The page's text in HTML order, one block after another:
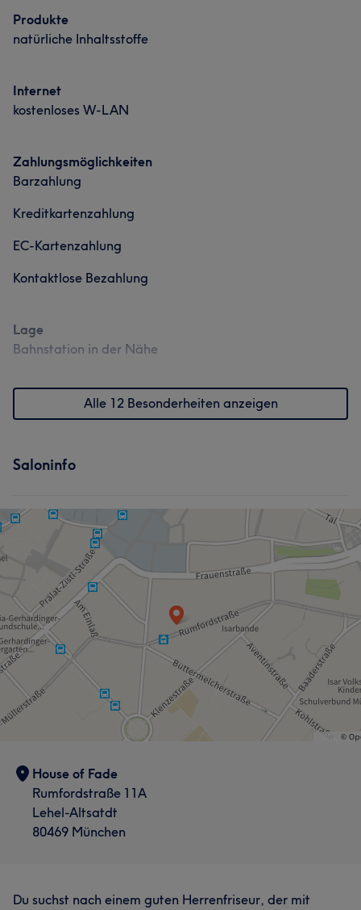
Produkte
natürliche Inhaltsstoffe
Internet
kostenloses W-LAN
Zahlungsmöglichkeiten
Barzahlung
Kreditkartenzahlung
EC-Kartenzahlung
Kontaktlose Bezahlung
Lage
Bahnstation in der Nähe
Alle 12 Besonderheiten anzeigen
Saloninfo
House of Fade
Rumfordstraße 11A
Lehel-Altsatdt
80469 München
Du suchst nach einem guten Herrenfriseur, der mit